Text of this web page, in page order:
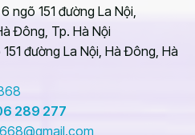
ngõ 151 đường La Nội,
Đông, Tp. Hà Nội
đường La Nội, Hà Đông, Hà
289 277